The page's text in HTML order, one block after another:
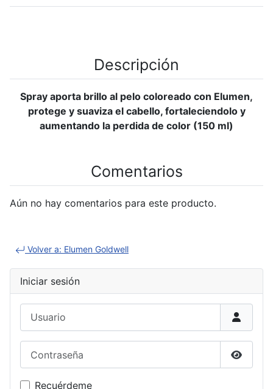
Iniciar sesión
Recuérdeme
Descripción
Spray aporta brillo al pelo coloreado con Elumen,
protege y suaviza el cabello, fortaleciendolo y
aumentando la perdida de color (150 ml)
Comentarios
Aún no hay comentarios para este producto.
Volver a: Elumen Goldwell